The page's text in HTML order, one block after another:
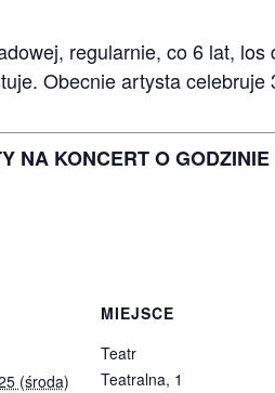
regularnie, co 6 lat,
Obecnie artysta celebruje
NA KONCERT O
(środa)
MIEJSCE
Teatr
Teatralna, 1